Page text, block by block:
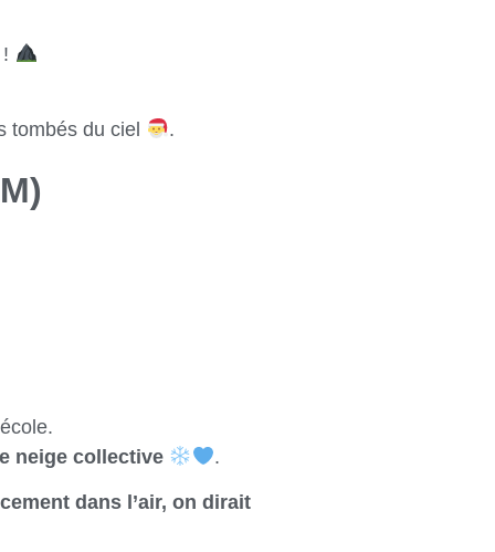
tombés du ciel
.
neige collective .
dans l’air, on dirait